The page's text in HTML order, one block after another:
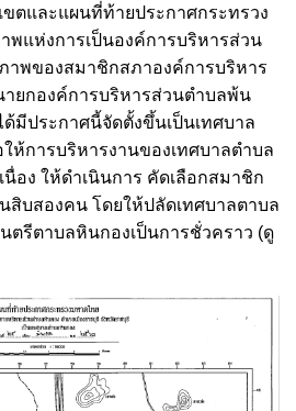
ขตและแผนที่ท้ายประกาศกระทรวง
พแห่งการเป็นองค์การบริหารส่วน
าพของสมาชิกสภาองค์การบริหาร
ยกองค์การบริหารส่วนตำบลพ้น
มีประกาศนี้จัดตั้งขึ้นเป็นเทศบาล
ห้การบริหารงานของเทศบาลตำบล
อง ให้ดำเนินการ คัดเลือกสมาชิก
สิบสองคน โดยให้ปลัดเทศบาลตาบล
ตรีตาบลหินกองเป็นการชั่วคราว (ดู